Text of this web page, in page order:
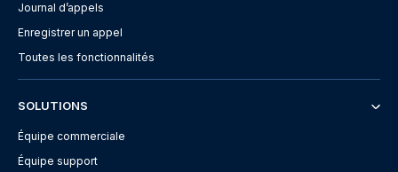
Journal d’appels
Enregistrer un appel
Toutes les fonctionnalités
SOLUTIONS
Équipe commerciale
Équipe support